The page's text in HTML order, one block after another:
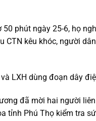
phút ngày 25-6, họ
CTN kêu khóc, người
LXH dùng đoạn dây
đã mời hai người
tỉnh Phú Thọ kiểm tra